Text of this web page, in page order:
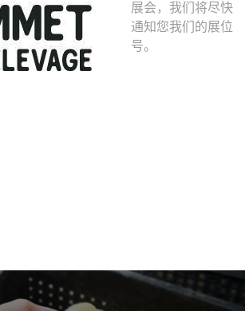
展会，我们将尽快
通知您我们的展位
号。